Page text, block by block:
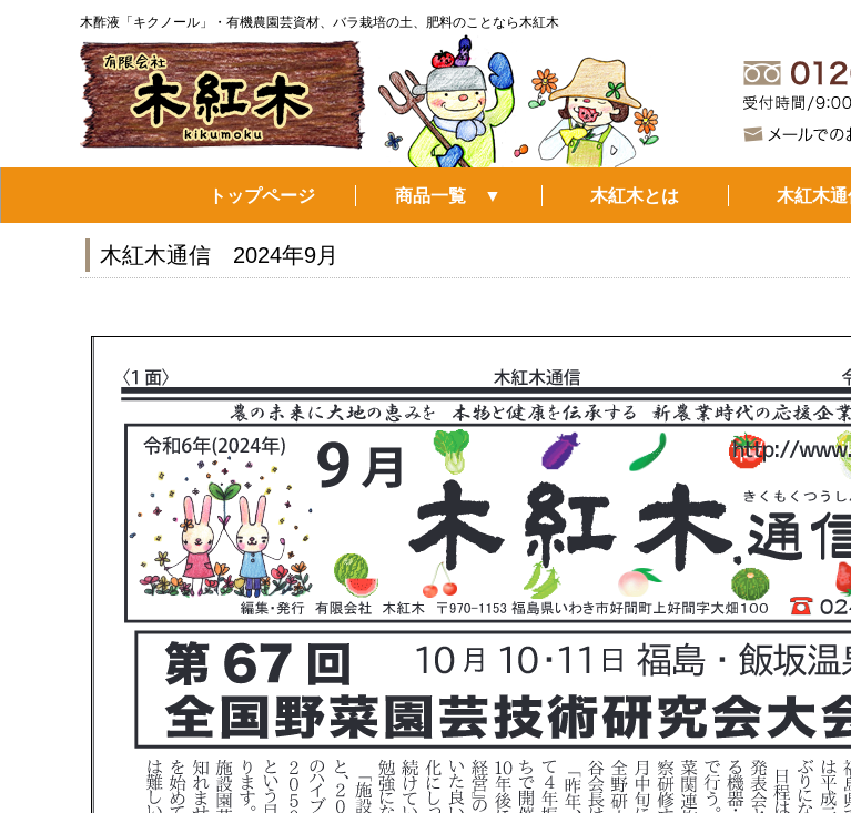
木酢液「キクノール」・有機農園芸資材、バラ栽培の土、肥料のことなら木紅木
トップページ 商品一覧 ▼ 木紅木とは 木紅木通
木紅木通信 2024年9月